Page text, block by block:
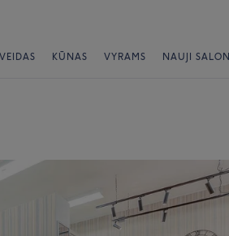
VEIDAS KŪNAS VYRAMS NAUJI